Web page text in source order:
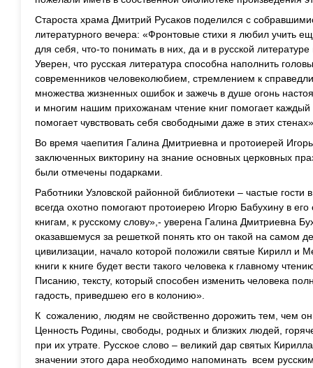
Староста храма Дмитрий Русаков поделился с
литературного вечера: «Фронтовые стихи я любил учить
для себя, что-то понимать в них, да и в русской
Уверен, что русская литература способна наполнить
современников человеколюбием, стремлением к
множества жизненных ошибок и зажечь в душе огонь
и многим нашим прихожанам чтение книг помогает каждый
помогает чувствовать себя свободными даже в этих
Во время чаепития Галина Дмитриевна и протоиерей
заключенных викторину на знание основных церковных
были отмечены подарками.
Работники Узловской районной библиотеки – частые
всегда охотно помогают протоиерею Игорю Бабухину в
книгам, к русскому слову»,- уверена Галина Дмитриевна
оказавшемуся за решеткой понять кто он такой на самом
цивилизации, начало которой положили святые Кирилл и
книги к книге будет вести такого человека к главному
Писанию, тексту, который способен изменить человека
гадость, приведшею его в колонию».
К сожалению, людям не свойственно дорожить тем, чем
Ценность Родины, свободы, родных и близких людей,
при их утрате. Русское слово – великий дар святых
значении этого дара необходимо напоминать всем